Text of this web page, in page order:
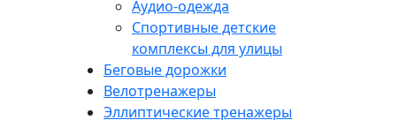
Аудио-одежда
Спортивные детские
комплексы для улицы
Беговые дорожки
Велотренажеры
Эллиптические тренажеры